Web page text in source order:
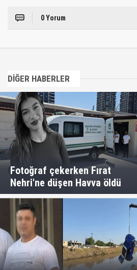
0 Yorum
DİĞER HABERLER
Fotoğraf çekerken Fırat
Nehri'ne düşen Havva öldü